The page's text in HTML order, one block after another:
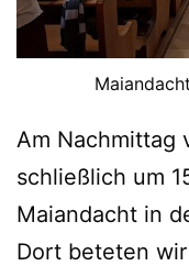
Am Nachmittag
schließlich um
Maiandacht in
Dort beteten